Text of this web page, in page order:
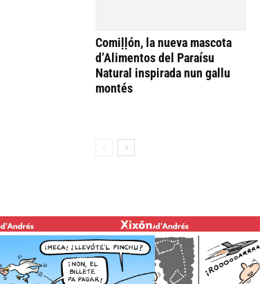
Comiḷḷón, la nueva mascota
d’Alimentos del Paraísu
Natural inspirada nun gallu
montés